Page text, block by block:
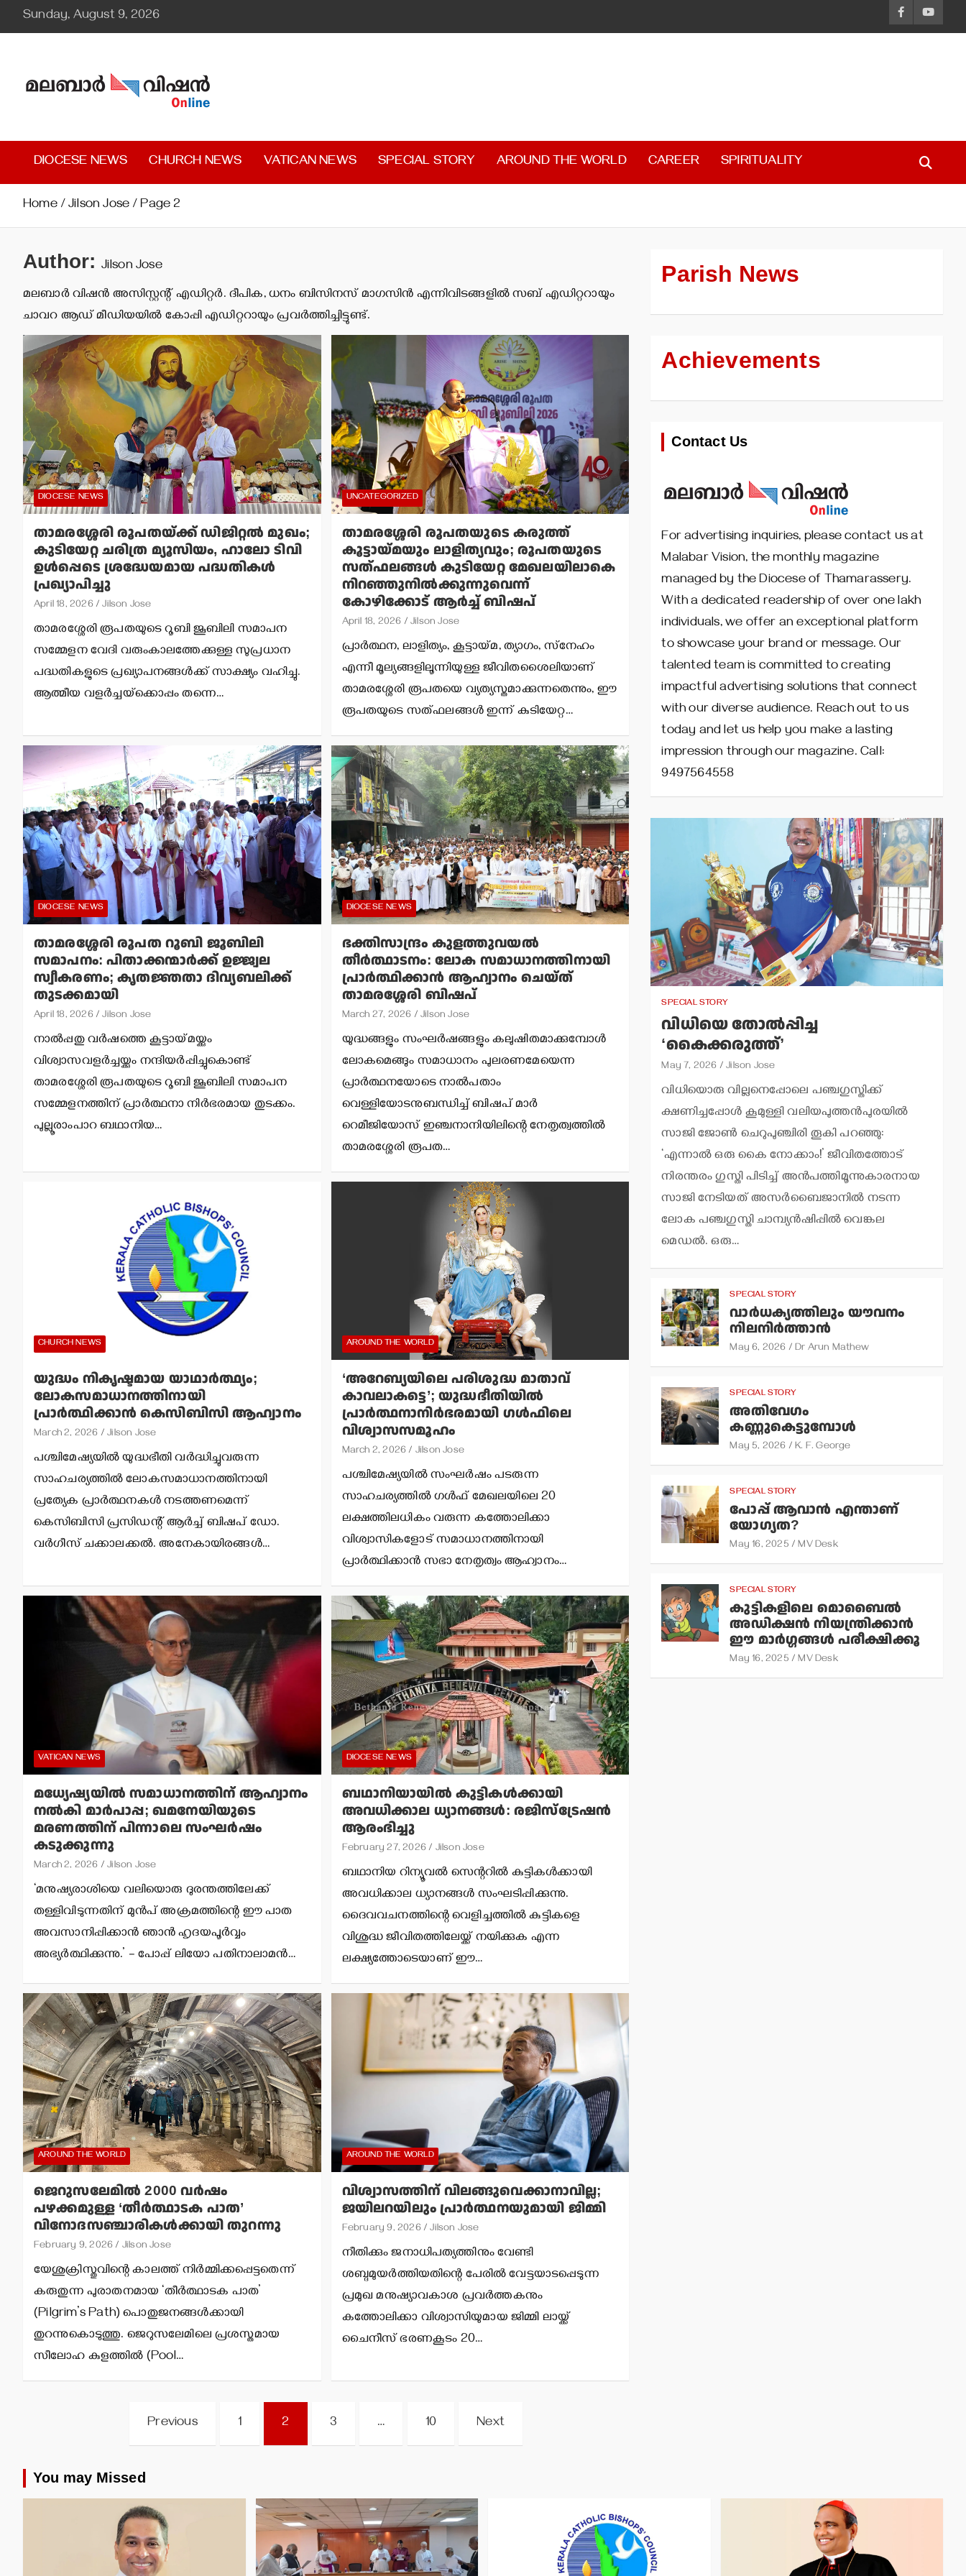
Skip
to
Sunday, August 9, 2026
Malabar Vision Online
DIOCESE NEWS CHURCH NEWS VATICAN NEWS SPECIAL STORY AROUND THE WORLD CAREER SPIRITUALITY
Home Jilson Jose Page 2
Author: Jilson Jose
മലബാര്‍ വിഷന്‍ അസിസ്റ്റന്റ് എഡിറ്റര്‍. ദീപിക, ധനം ബിസിനസ് മാഗസിന്‍ എന്നിവിടങ്ങളില്‍ സബ് എഡിറ്ററായും
ചാവറ ആഡ് മീഡിയയില്‍ കോപ്പി എഡിറ്ററായും പ്രവര്‍ത്തിച്ചിട്ടുണ്ട്.
DIOCESE NEWS
താമരശ്ശേരി രൂപതയ്ക്ക് ഡിജിറ്റല്‍ മുഖം;
കുടിയേറ്റ ചരിത്ര മ്യൂസിയം, ഹാലോ ടിവി
ഉള്‍പ്പെടെ ശ്രദ്ധേയമായ പദ്ധതികള്‍
പ്രഖ്യാപിച്ചു
April 18, 2026 Jilson Jose
താമരശ്ശേരി രൂപതയുടെ റൂബി ജൂബിലി സമാപന
സമ്മേളന വേദി വരുംകാലത്തേക്കുള്ള സുപ്രധാന
പദ്ധതികളുടെ പ്രഖ്യാപനങ്ങള്‍ക്ക് സാക്ഷ്യം വഹിച്ചു.
ആത്മീയ വളര്‍ച്ചയ്‌ക്കൊപ്പം തന്നെ…
UNCATEGORIZED
താമരശ്ശേരി രൂപതയുടെ കരുത്ത്
കൂട്ടായ്മയും ലാളിത്യവും; രൂപതയുടെ
സത്ഫലങ്ങള്‍ കുടിയേറ്റ മേഖലയിലാകെ
നിറഞ്ഞുനില്‍ക്കുന്നുവെന്ന്
കോഴിക്കോട് ആര്‍ച്ച് ബിഷപ്
April 18, 2026 Jilson Jose
പ്രാര്‍ത്ഥന, ലാളിത്യം, കൂട്ടായ്മ, ത്യാഗം, സ്‌നേഹം
എന്നീ മൂല്യങ്ങളിലൂന്നിയുള്ള ജീവിതശൈലിയാണ്
താമരശ്ശേരി രൂപതയെ വ്യത്യസ്തമാക്കുന്നതെന്നും, ഈ
രൂപതയുടെ സത്ഫലങ്ങള്‍ ഇന്ന് കുടിയേറ്റ…
DIOCESE NEWS
താമരശ്ശേരി രൂപത റൂബി ജൂബിലി
സമാപനം: പിതാക്കന്മാര്‍ക്ക് ഉജ്ജ്വല
സ്വീകരണം; കൃതജ്ഞതാ ദിവ്യബലിക്ക്
തുടക്കമായി
April 18, 2026 Jilson Jose
നാല്‍പ്പതു വര്‍ഷത്തെ കൂട്ടായ്മയ്ക്കും
വിശ്വാസവളര്‍ച്ചയ്ക്കും നന്ദിയര്‍പ്പിച്ചുകൊണ്ട്
താമരശ്ശേരി രൂപതയുടെ റൂബി ജൂബിലി സമാപന
സമ്മേളനത്തിന് പ്രാര്‍ത്ഥനാ നിര്‍ഭരമായ തുടക്കം.
പുല്ലൂരാംപാറ ബഥാനിയ…
DIOCESE NEWS
ഭക്തിസാന്ദ്രം കുളത്തുവയല്‍
തീര്‍ത്ഥാടനം: ലോക സമാധാനത്തിനായി
പ്രാര്‍ത്ഥിക്കാന്‍ ആഹ്വാനം ചെയ്ത്
താമരശ്ശേരി ബിഷപ്
March 27, 2026 Jilson Jose
യുദ്ധങ്ങളും സംഘര്‍ഷങ്ങളും കലുഷിതമാക്കുമ്പോള്‍
ലോകമെങ്ങും സമാധാനം പുലരണമേയെന്ന
പ്രാര്‍ത്ഥനയോടെ നാല്‍പതാം
വെള്ളിയോടനുബന്ധിച്ച് ബിഷപ് മാര്‍
റെമീജിയോസ് ഇഞ്ചനാനിയിലിന്റെ നേതൃത്വത്തില്‍
താമരശ്ശേരി രൂപത…
CHURCH NEWS
യുദ്ധം നികൃഷ്ടമായ യാഥാര്‍ത്ഥ്യം;
ലോകസമാധാനത്തിനായി
പ്രാര്‍ത്ഥിക്കാന്‍ കെസിബിസി ആഹ്വാനം
March 2, 2026 Jilson Jose
പശ്ചിമേഷ്യയില്‍ യുദ്ധഭീതി വര്‍ദ്ധിച്ചുവരുന്ന
സാഹചര്യത്തില്‍ ലോകസമാധാനത്തിനായി
പ്രത്യേക പ്രാര്‍ത്ഥനകള്‍ നടത്തണമെന്ന്
കെസിബിസി പ്രസിഡന്റ് ആര്‍ച്ച് ബിഷപ് ഡോ.
വര്‍ഗീസ് ചക്കാലക്കല്‍. അനേകായിരങ്ങള്‍…
AROUND THE WORLD
‘അറേബ്യയിലെ പരിശുദ്ധ മാതാവ്
കാവലാകട്ടെ’; യുദ്ധഭീതിയില്‍
പ്രാര്‍ത്ഥനാനിര്‍ഭരമായി ഗള്‍ഫിലെ
വിശ്വാസസമൂഹം
March 2, 2026 Jilson Jose
പശ്ചിമേഷ്യയില്‍ സംഘര്‍ഷം പടരുന്ന
സാഹചര്യത്തില്‍ ഗള്‍ഫ് മേഖലയിലെ 20
ലക്ഷത്തിലധികം വരുന്ന കത്തോലിക്കാ
വിശ്വാസികളോട് സമാധാനത്തിനായി
പ്രാര്‍ത്ഥിക്കാന്‍ സഭാ നേതൃത്വം ആഹ്വാനം…
VATICAN NEWS
മധ്യേഷ്യയില്‍ സമാധാനത്തിന് ആഹ്വാനം
നല്‍കി മാര്‍പാപ്പ; ഖമനേയിയുടെ
മരണത്തിന് പിന്നാലെ സംഘര്‍ഷം
കടുക്കുന്നു
March 2, 2026 Jilson Jose
‘മനുഷ്യരാശിയെ വലിയൊരു ദുരന്തത്തിലേക്ക്
തള്ളിവിടുന്നതിന് മുന്‍പ് അക്രമത്തിന്റെ ഈ പാത
അവസാനിപ്പിക്കാന്‍ ഞാന്‍ ഹൃദയപൂര്‍വ്വം
അഭ്യര്‍ത്ഥിക്കുന്നു.’ – പോപ്പ് ലിയോ പതിനാലാമന്‍…
DIOCESE NEWS
ബഥാനിയായില്‍ കുട്ടികള്‍ക്കായി
അവധിക്കാല ധ്യാനങ്ങള്‍: രജിസ്‌ട്രേഷന്‍
ആരംഭിച്ചു
February 27, 2026 Jilson Jose
ബഥാനിയ റിന്യൂവല്‍ സെന്ററില്‍ കുട്ടികള്‍ക്കായി
അവധിക്കാല ധ്യാനങ്ങള്‍ സംഘടിപ്പിക്കുന്നു.
ദൈവവചനത്തിന്റെ വെളിച്ചത്തില്‍ കുട്ടികളെ
വിശുദ്ധ ജീവിതത്തിലേയ്ക്ക് നയിക്കുക എന്ന
ലക്ഷ്യത്തോടെയാണ് ഈ…
AROUND THE WORLD
ജെറുസലേമില്‍ 2000 വര്‍ഷം
പഴക്കമുള്ള ‘തീര്‍ത്ഥാടക പാത’
വിനോദസഞ്ചാരികള്‍ക്കായി തുറന്നു
February 9, 2026 Jilson Jose
യേശുക്രിസ്തുവിന്റെ കാലത്ത് നിര്‍മ്മിക്കപ്പെട്ടതെന്ന്
കരുതുന്ന പുരാതനമായ ‘തീര്‍ത്ഥാടക പാത’
(Pilgrim’s Path) പൊതുജനങ്ങള്‍ക്കായി
തുറന്നുകൊടുത്തു. ജെറുസലേമിലെ പ്രശസ്തമായ
സീലോഹ കുളത്തില്‍ (Pool…
AROUND THE WORLD
വിശ്വാസത്തിന് വിലങ്ങുവെക്കാനാവില്ല;
ജയിലറയിലും പ്രാര്‍ത്ഥനയുമായി ജിമ്മി
February 9, 2026 Jilson Jose
നീതിക്കും ജനാധിപത്യത്തിനും വേണ്ടി
ശബ്ദമുയര്‍ത്തിയതിന്റെ പേരില്‍ വേട്ടയാടപ്പെടുന്ന
പ്രമുഖ മനുഷ്യാവകാശ പ്രവര്‍ത്തകനും
കത്തോലിക്കാ വിശ്വാസിയുമായ ജിമ്മി ലായ്ക്ക്
ചൈനീസ് ഭരണകൂടം 20…
pagination
Previous 1 2 3 … 10 Next
Parish News
Achievements
Contact Us
For advertising inquiries, please contact us at
Malabar Vision, the monthly magazine
managed by the Diocese of Thamarassery.
With a dedicated readership of over one lakh
individuals, we offer an exceptional platform
to showcase your brand or message. Our
talented team is committed to creating
impactful advertising solutions that connect
with our diverse audience. Reach out to us
today and let us help you make a lasting
impression through our magazine. Call:
9497564558
SPECIAL STORY
വിധിയെ തോല്‍പ്പിച്ച
‘കൈക്കരുത്ത്’
May 7, 2026 Jilson Jose
വിധിയൊരു വില്ലനെപ്പോലെ പഞ്ചഗുസ്തിക്ക്
ക്ഷണിച്ചപ്പോള്‍ കൂമുള്ളി വലിയപുത്തന്‍പുരയില്‍
സാജി ജോണ്‍ ചെറുപുഞ്ചിരി തൂകി പറഞ്ഞു:
‘എന്നാല്‍ ഒരു കൈ നോക്കാം!’ ജീവിതത്തോട്
നിരന്തരം ഗുസ്തി പിടിച്ച് അന്‍പത്തിമൂന്നുകാരനായ
സാജി നേടിയത് അസര്‍ബൈജാനില്‍ നടന്ന
ലോക പഞ്ചഗുസ്തി ചാമ്പ്യന്‍ഷിപ്പില്‍ വെങ്കല
മെഡല്‍. ഒരു…
SPECIAL STORY
വാര്‍ധക്യത്തിലും യൗവനം
നിലനിര്‍ത്താന്‍
May 6, 2026 Dr Arun Mathew
SPECIAL STORY
അതിവേഗം
കണ്ണുകെട്ടുമ്പോള്‍
May 5, 2026 K. F. George
SPECIAL STORY
പോപ്പ് ആവാന്‍ എന്താണ്
യോഗ്യത?
May 16, 2025 MV Desk
SPECIAL STORY
കുട്ടികളിലെ മൊബൈല്‍
അഡിക്ഷന്‍ നിയന്ത്രിക്കാന്‍
ഈ മാര്‍ഗ്ഗങ്ങള്‍ പരീക്ഷിക്കൂ
May 16, 2025 MV Desk
You may Missed